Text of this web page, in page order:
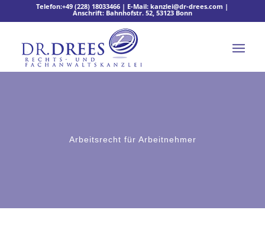
Telefon:+49 (228) 18033466 | E-Mail:kanzlei@dr-drees.com |
Anschrift: Bahnhofstr. 52, 53123 Bonn
Arbeitsrecht für Arbeitnehmer